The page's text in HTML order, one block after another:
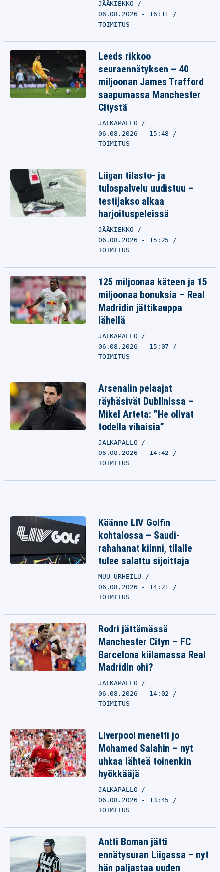
JÄÄKIEKKO
06.08.2026 - 16:11
TOIMITUS
Leeds rikkoo
seuraennätyksen – 40
miljoonan James Trafford
saapumassa Manchester
Citystä
JALKAPALLO
06.08.2026 - 15:48
TOIMITUS
Liigan tilasto- ja
tulospalvelu uudistuu –
testijakso alkaa
harjoituspeleissä
JÄÄKIEKKO
06.08.2026 - 15:25
TOIMITUS
125 miljoonaa käteen ja 15
miljoonaa bonuksia – Real
Madridin jättikauppa
lähellä
JALKAPALLO
06.08.2026 - 15:07
TOIMITUS
Arsenalin pelaajat
räyhäsivät Dublinissa –
Mikel Arteta: ”He olivat
todella vihaisia”
JALKAPALLO
06.08.2026 - 14:42
TOIMITUS
Käänne LIV Golfin
kohtalossa – Saudi-
rahahanat kiinni, tilalle
tulee salattu sijoittaja
MUU URHEILU
06.08.2026 - 14:21
TOIMITUS
Rodri jättämässä
Manchester Cityn – FC
Barcelona kiilamassa Real
Madridin ohi?
JALKAPALLO
06.08.2026 - 14:02
TOIMITUS
Liverpool menetti jo
Mohamed Salahin – nyt
uhkaa lähteä toinenkin
hyökkääjä
JALKAPALLO
06.08.2026 - 13:45
TOIMITUS
Antti Boman jätti
ennätysuran Liigassa – nyt
hän paljastaa uuden